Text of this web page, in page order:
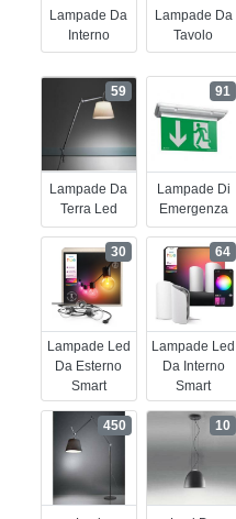
Lampade Da
Interno
Lampade Da
Tavolo
Lampade Da
Terra Led
59
Lampade Di
Emergenza
91
Lampade Led
Da Esterno
Smart
30
Lampade Led
Da Interno
Smart
64
450 10